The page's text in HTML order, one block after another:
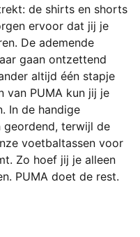
de shirts en shorts
ervoor dat jij je
De ademende
gaan ontzettend
altijd één stapje
van PUMA kun jij je
In de handige
geordend, terwijl de
voetbaltassen voor
Zo hoef jij je alleen
PUMA doet de rest.